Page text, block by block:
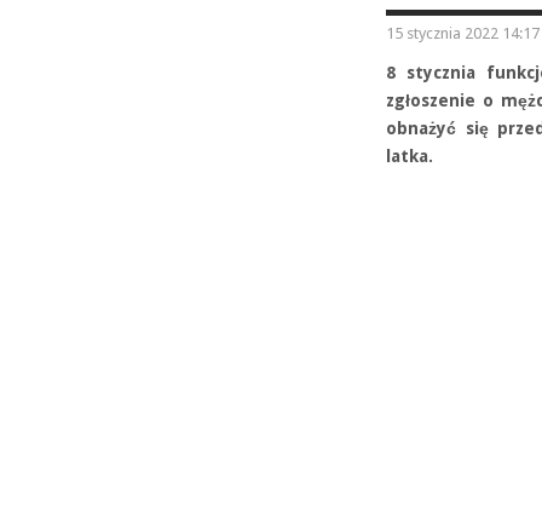
15 stycznia 2022 14:17
8 stycznia
zgłoszenie o
obnażyć się
latka.